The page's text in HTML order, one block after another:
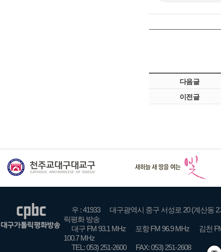
다음글
이전글
우 : 41933
대구광역시 중구 서성로 20 (계산동 2
릭평화 방송
대구 FM 93.1 MHz
포항 FM 96.9 MHz
김천
100.7 MHz
TEL: 053) 251-2600
FAX: 053) 251-2608